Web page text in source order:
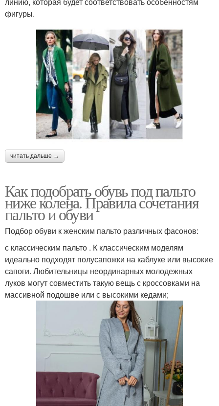
фигуры.
читать дальше →
Как подобрать обувь под пальто
ниже колена. Правила сочетания
пальто и обуви
Подбор обуви к женским пальто различных фасонов:
с классическим пальто . К классическим моделям
идеально подходят полусапожки на каблуке или высокие
сапоги. Любительницы неординарных молодежных
луков могут совместить такую вещь с кроссовками на
массивной подошве или с высокими кедами;